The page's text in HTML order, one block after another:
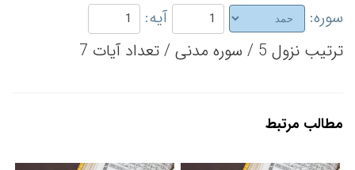
سوره:
آیه:
ترتیب نزول 5 / سوره مدنی / تعداد آیات 7
مطالب مرتبط